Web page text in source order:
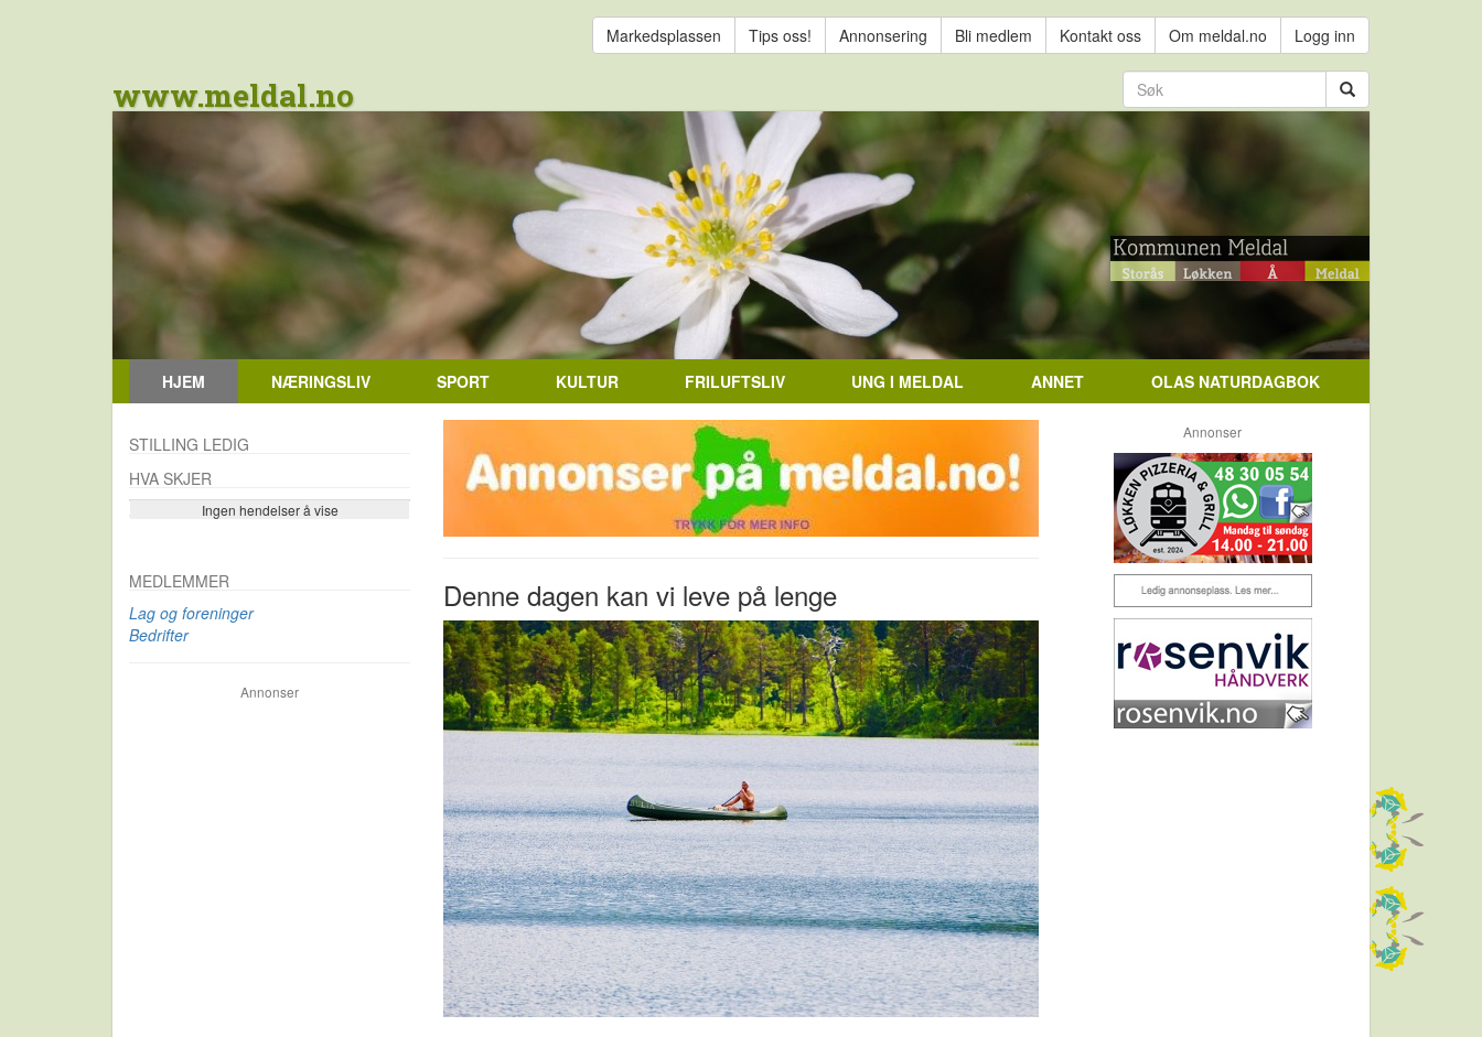
Markedsplassen Tips oss! Annonsering Bli medlem Kontakt oss Om meldal.no Logg inn
www.meldal.no
HJEM NÆRINGSLIV SPORT KULTUR FRILUFTSLIV UNG I MELDAL ANNET OLAS NATURDAGBOK
Denne dagen kan vi leve på lenge
STILLING LEDIG
HVA SKJER
Ingen hendelser å vise
Se flere…
MEDLEMMER
Lag og foreninger
Bedrifter
Annonser
Annonser